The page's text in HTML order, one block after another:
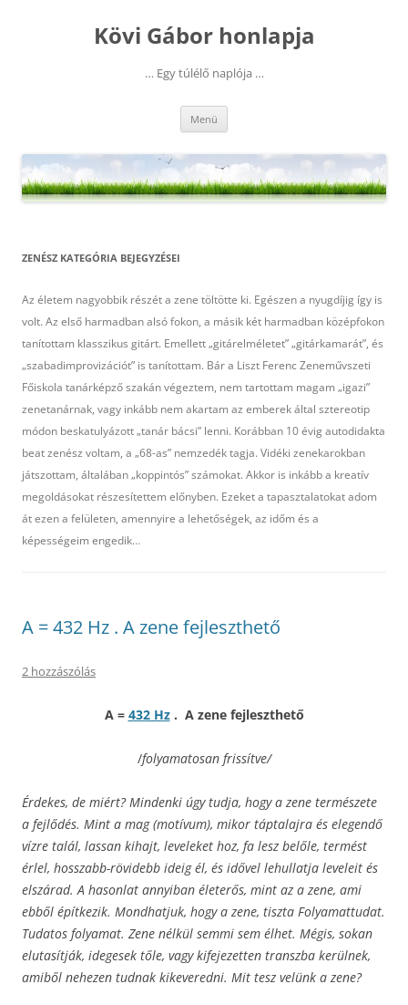
Kövi Gábor honlapja
… Egy túlélő naplója …
Menü
ZENÉSZ KATEGÓRIA BEJEGYZÉSEI
Az életem nagyobbik részét a zene töltötte ki. Egészen a nyugdíjig így is
volt. Az első harmadban alsó fokon, a másik két harmadban középfokon
tanítottam klasszikus gitárt. Emellett „gitárelméletet” „gitárkamarát”, és
„szabadimprovizációt” is tanítottam. Bár a Liszt Ferenc Zeneművszeti
Főiskola tanárképző szakán végeztem, nem tartottam magam „igazi”
zenetanárnak, vagy inkább nem akartam az emberek által sztereotip
módon beskatulyázott „tanár bácsi” lenni. Korábban 10 évig autodidakta
beat zenész voltam, a „68-as” nemzedék tagja. Vidéki zenekarokban
játszottam, általában „koppintós” számokat. Akkor is inkább a kreatív
megoldásokat részesítettem előnyben. Ezeket a tapasztalatokat adom
át ezen a felületen, amennyire a lehetőségek, az időm és a
képességeim engedik…
A = 432 Hz . A zene fejleszthető
2 hozzászólás
A = 432 Hz. A zene fejleszthető
/folyamatosan frissítve/
Érdekes, de miért? Mindenki úgy tudja, hogy a zene természete
a fejlődés. Mint a mag (motívum), mikor táptalajra és elegendő
vízre talál, lassan kihajt, leveleket hoz, fa lesz belőle, termést
érlel, hosszabb-rövidebb ideig él, és idővel lehullatja leveleit és
elszárad. A hasonlat annyiban életerős, mint az a zene, ami
ebből építkezik. Mondhatjuk, hogy a zene, tiszta Folyamattudat.
Tudatos folyamat. Zene nélkül semmi sem élhet. Mégis, sokan
elutasítják, idegesek tőle, vagy kifejezetten transzba kerülnek,
amiből nehezen tudnak kikeveredni. Mit tesz velünk a zene?